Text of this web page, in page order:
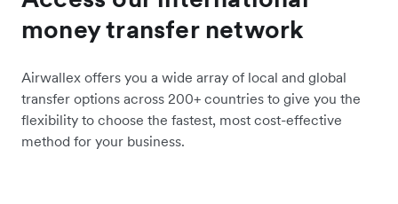
money transfer network
Airwallex offers you a wide array of local and global
transfer options across 200+ countries to give you the
flexibility to choose the fastest, most cost-effective
method for your business.